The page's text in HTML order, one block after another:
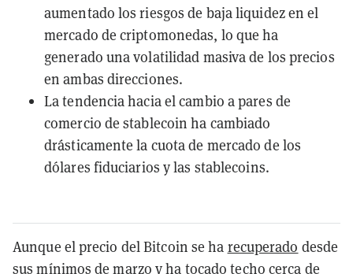
aumentado los riesgos de baja liquidez en el
mercado de criptomonedas, lo que ha
generado una volatilidad masiva de los precios
en ambas direcciones.
La tendencia hacia el cambio a pares de
comercio de stablecoin ha cambiado
drásticamente la cuota de mercado de los
dólares fiduciarios y las stablecoins.
Aunque el precio del Bitcoin se ha recuperado desde
sus mínimos de marzo y ha tocado techo cerca de